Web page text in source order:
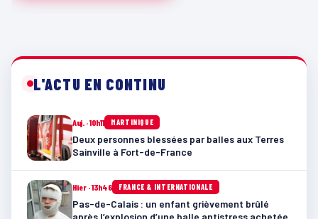
L'ACTU EN CONTINU
Auj. · 10h11 MARTINIQUE
Deux personnes blessées par balles aux Terres
Sainville à Fort-de-France
Hier · 13h46 FRANCE & INTERNATIONALE
Pas-de-Calais : un enfant grièvement brûlé
après l’explosion d’une balle antistress achetée